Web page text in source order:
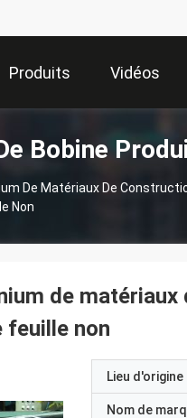
Produits Vidéos
Bobine
De Matériaux De
Non
de
feuille non
Lieu d'origine
Nom de